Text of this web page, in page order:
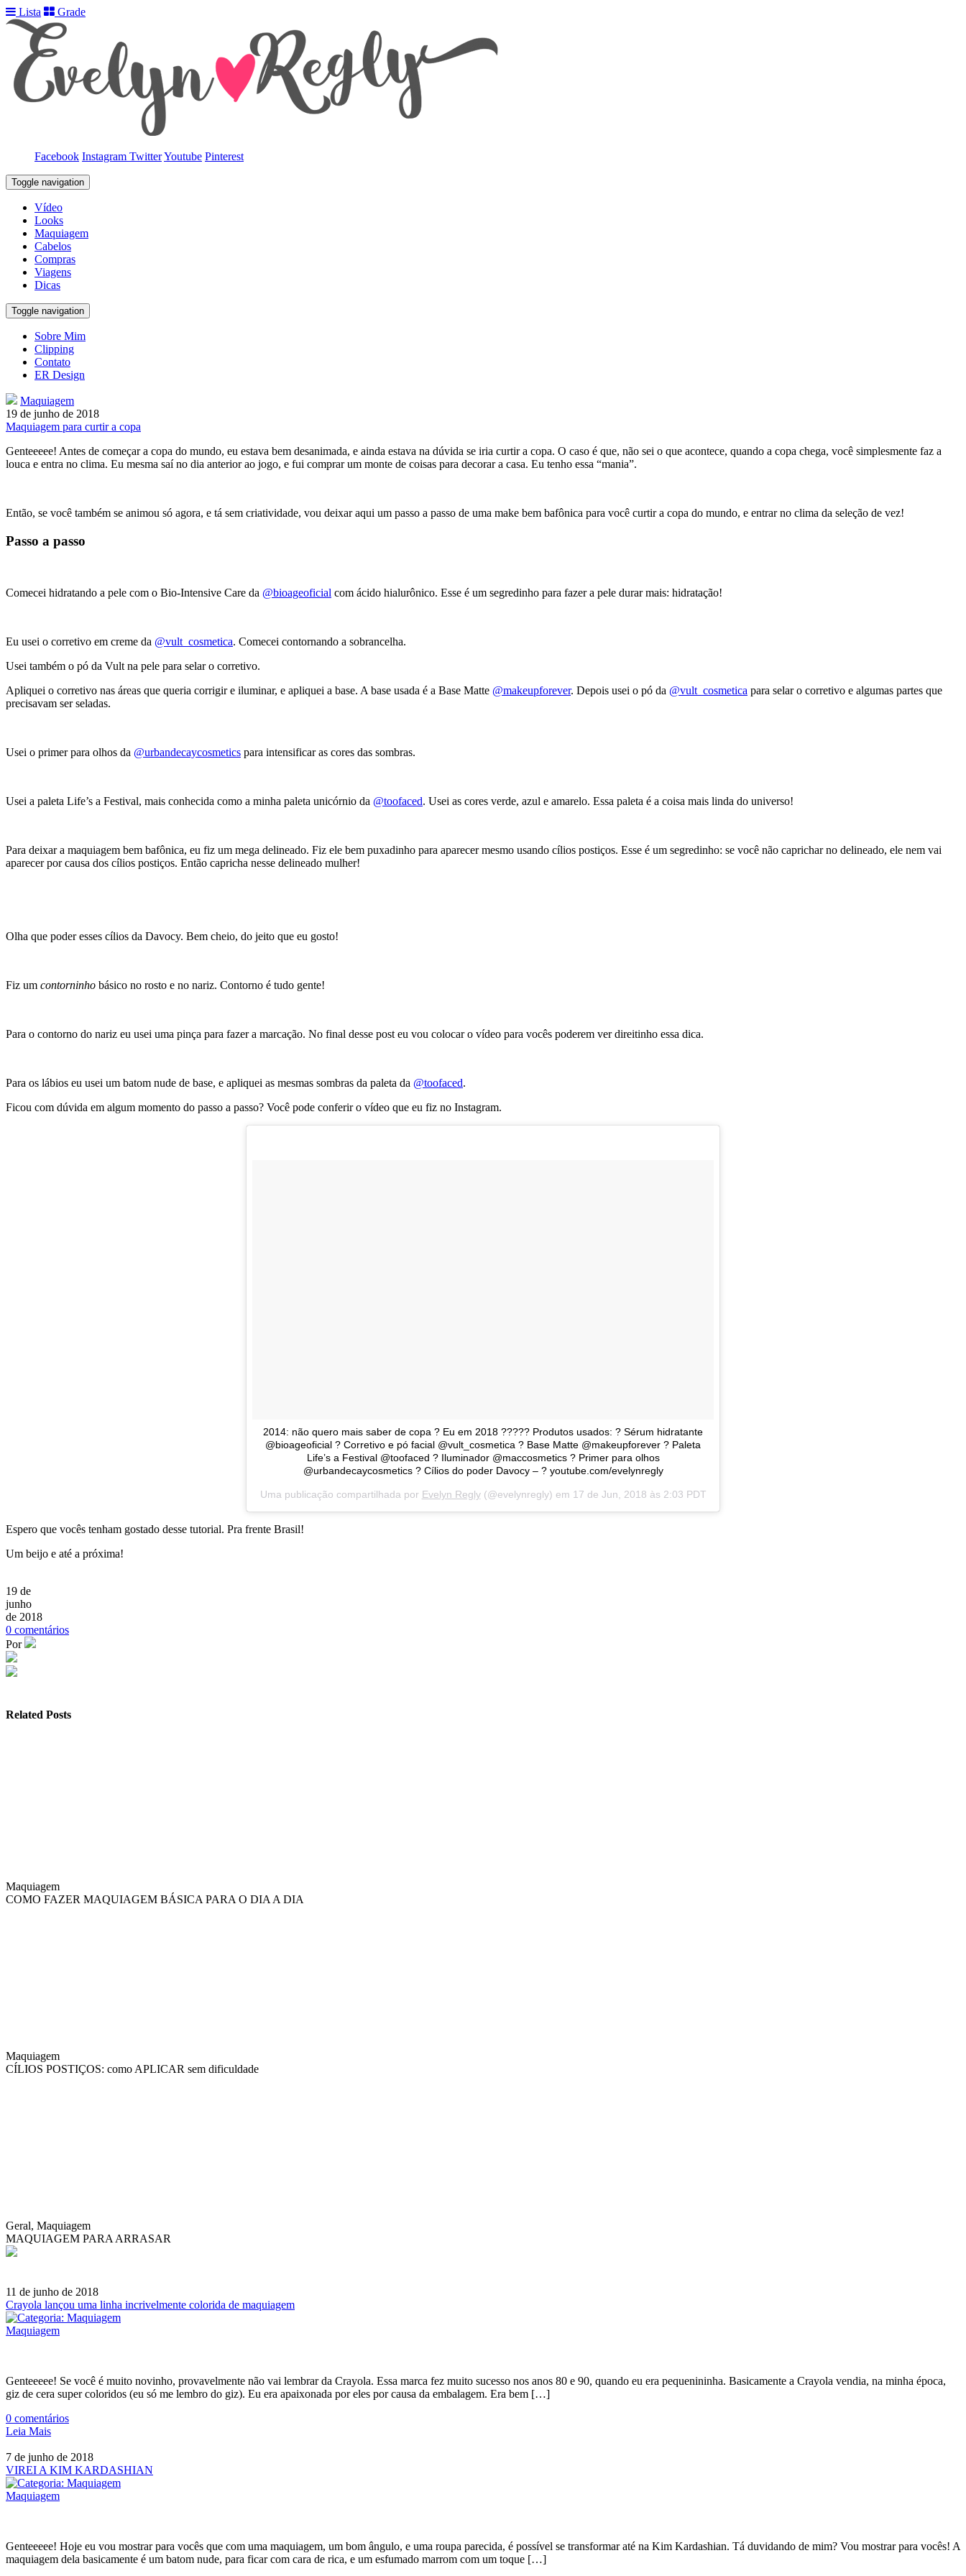
Lista Grade
Facebook Instagram TwitterYoutube Pinterest
Toggle navigation
Vídeo
Looks
Maquiagem
Cabelos
Compras
Viagens
Dicas
Toggle navigation
Sobre Mim
Clipping
Contato
ER Design
Maquiagem
19 de junho de 2018
Maquiagem para curtir a copa
Genteeeee! Antes de começar a copa do mundo, eu estava bem desanimada, e ainda estava na dúvida se iria curtir a copa. O caso é que, não sei o que acontece, quando a copa chega, você simplesmente faz a
louca e entra no clima. Eu mesma saí no dia anterior ao jogo, e fui comprar um monte de coisas para decorar a casa. Eu tenho essa “mania”.
Então, se você também se animou só agora, e tá sem criatividade, vou deixar aqui um passo a passo de uma make bem bafônica para você curtir a copa do mundo, e entrar no clima da seleção de vez!
Passo a passo
Comecei hidratando a pele com o Bio-Intensive Care da @bioageoficial com ácido hialurônico. Esse é um segredinho para fazer a pele durar mais: hidratação!
Eu usei o corretivo em creme da @vult_cosmetica. Comecei contornando a sobrancelha.
Usei também o pó da Vult na pele para selar o corretivo.
Apliquei o corretivo nas áreas que queria corrigir e iluminar, e apliquei a base. A base usada é a Base Matte @makeupforever. Depois usei o pó da @vult_cosmetica para selar o corretivo e algumas partes que
precisavam ser seladas.
Usei o primer para olhos da @urbandecaycosmetics para intensificar as cores das sombras.
Usei a paleta Life’s a Festival, mais conhecida como a minha paleta unicórnio da @toofaced. Usei as cores verde, azul e amarelo. Essa paleta é a coisa mais linda do universo!
Para deixar a maquiagem bem bafônica, eu fiz um mega delineado. Fiz ele bem puxadinho para aparecer mesmo usando cílios postiços. Esse é um segredinho: se você não caprichar no delineado, ele nem vai
aparecer por causa dos cílios postiços. Então capricha nesse delineado mulher!
Olha que poder esses cílios da Davocy. Bem cheio, do jeito que eu gosto!
Fiz um contorninho básico no rosto e no nariz. Contorno é tudo gente!
Para o contorno do nariz eu usei uma pinça para fazer a marcação. No final desse post eu vou colocar o vídeo para vocês poderem ver direitinho essa dica.
Para os lábios eu usei um batom nude de base, e apliquei as mesmas sombras da paleta da @toofaced.
Ficou com dúvida em algum momento do passo a passo? Você pode conferir o vídeo que eu fiz no Instagram.
2014: não quero mais saber de copa ? Eu em 2018 ????? Produtos usados: ? Sérum hidratante
@bioageoficial ? Corretivo e pó facial @vult_cosmetica ? Base Matte @makeupforever ? Paleta
Life’s a Festival @toofaced ? Iluminador @maccosmetics ? Primer para olhos
@urbandecaycosmetics ? Cílios do poder Davocy – ? youtube.com/evelynregly
Uma publicação compartilhada por Evelyn Regly(@evelynregly) em 17 de Jun, 2018 às 2:03 PDT
Espero que vocês tenham gostado desse tutorial. Pra frente Brasil!
Um beijo e até a próxima!
19 de
junho
de 2018
0 comentários
Por
Related Posts
Maquiagem
COMO FAZER MAQUIAGEM BÁSICA PARA O DIA A DIA
Maquiagem
CÍLIOS POSTIÇOS: como APLICAR sem dificuldade
Geral, Maquiagem
MAQUIAGEM PARA ARRASAR
11 de junho de 2018
Crayola lançou uma linha incrivelmente colorida de maquiagem
Maquiagem
Genteeeee! Se você é muito novinho, provavelmente não vai lembrar da Crayola. Essa marca fez muito sucesso nos anos 80 e 90, quando eu era pequenininha. Basicamente a Crayola vendia, na minha época,
giz de cera super coloridos (eu só me lembro do giz). Eu era apaixonada por eles por causa da embalagem. Era bem […]
0 comentários
Leia Mais
7 de junho de 2018
VIREI A KIM KARDASHIAN
Maquiagem
Genteeeee! Hoje eu vou mostrar para vocês que com uma maquiagem, um bom ângulo, e uma roupa parecida, é possível se transformar até na Kim Kardashian. Tá duvidando de mim? Vou mostrar para vocês! A
maquiagem dela basicamente é um batom nude, para ficar com cara de rica, e um esfumado marrom com um toque […]